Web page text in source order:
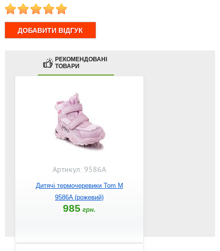
1 2 3 4 5
РЕКОМЕНДОВАНІ
ТОВАРИ
Артикул: 9586A
Дитячі термочеревики Tom M
9586A (рожевий)
985 грн.